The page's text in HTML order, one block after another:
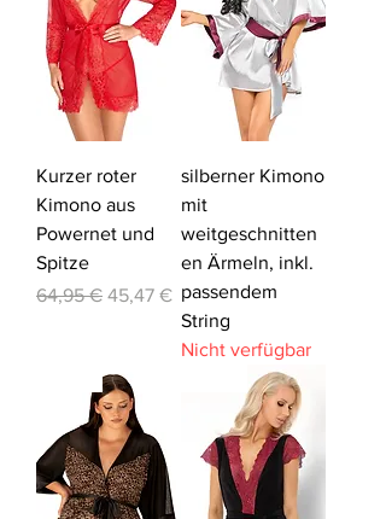
Kurzer roter
Kimono aus
Powernet und
Spitze
Standardpreis
64,95 € Sale-Preis
45,47 €
silberner Kimono
mit
weitgeschnitten
en Ärmeln, inkl.
passendem
String
Nicht verfügbar